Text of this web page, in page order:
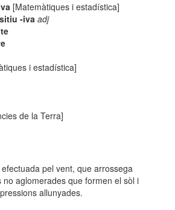
[Matemàtiques i estadística]
-iva adj
i estadística]
de la Terra]
pel vent, que arrossega
no aglomerades que formen el sòl i
allunyades.